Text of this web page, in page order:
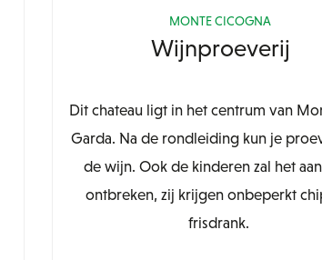
MONTE CICOGNA
Wijnproeverij
Dit chateau ligt in het centrum van
Garda. Na de rondleiding kun je
de wijn. Ook de kinderen zal het
ontbreken, zij krijgen onbeperkt
frisdrank.